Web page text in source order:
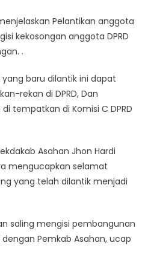
Pelantikan anggota
kekosongan anggota DPRD
.
yang baru dilantik ini dapat
rekan di DPRD, Dan
tempatkan di Komisi C DPRD
Asahan Jhon Hardi
mengucapkan selamat
yang telah dilantik menjadi
saling mengisi pembangunan
Pemkab Asahan, ucap